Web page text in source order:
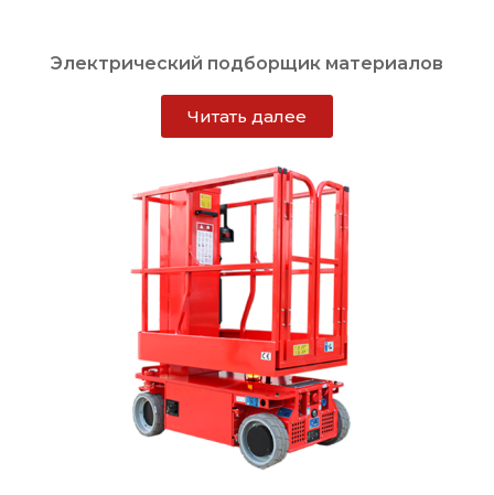
Электрический подборщик материалов
Читать далее